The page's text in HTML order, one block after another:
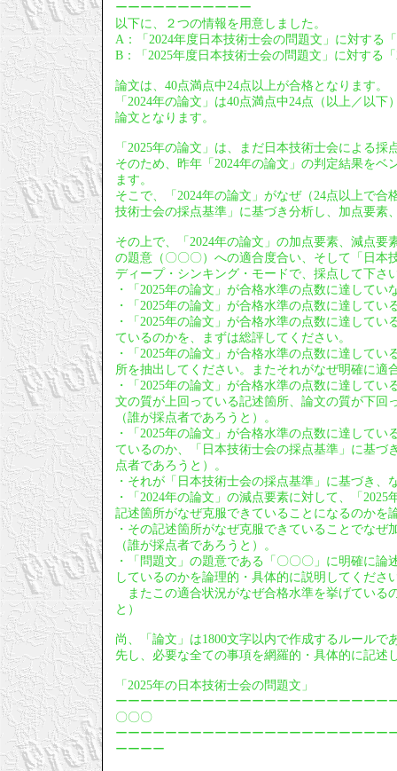
ーーーーーーーーーーー
以下に、２つの情報を用意しました。
A：「2024年度日本技術士会の問題文」に対する
B：「2025年度日本技術士会の問題文」に対する
論文は、40点満点中24点以上が合格となります。
「2024年の論文」は40点満点中24点（以上／以
論文となります。
「2025年の論文」は、まだ日本技術士会による採
そのため、昨年「2024年の論文」の判定結果を
ます。
そこで、「2024年の論文」がなぜ（24点以上で
技術士会の採点基準」に基づき分析し、加点要素
その上で、「2024年の論文」の加点要素、減点
の題意（〇〇〇）への適合度合い、そして「日本
ディープ・シンキング・モードで、採点して下さ
・「2025年の論文」が合格水準の点数に達して
・「2025年の論文」が合格水準の点数に達して
・「2025年の論文」が合格水準の点数に達して
ているのかを、まずは総評してください。
・「2025年の論文」が合格水準の点数に達して
所を抽出してください。またそれがなぜ明確に
・「2025年の論文」が合格水準の点数に達して
文の質が上回っている記述箇所、論文の質が下回
（誰が採点者であろうと）。
・「2025年の論文」が合格水準の点数に達して
ているのか、「日本技術士会の採点基準」に基
点者であろうと）。
・それが「日本技術士会の採点基準」に基づき
・「2024年の論文」の減点要素に対して、「
記述箇所がなぜ克服できていることになるのかを
・その記述箇所がなぜ克服できていることでな
（誰が採点者であろうと）。
・「問題文」の題意である「〇〇〇」に明確に
しているのかを論理的・具体的に説明してくださ
またこの適合状況がなぜ合格水準を挙げている
と）
尚、「論文」は1800文字以内で作成するルール
先し、必要な全ての事項を網羅的・具体的に記述
「2025年の日本技術士会の問題文」
ーーーーーーーーーーーーーーーーーーーーー
〇〇〇
ーーーーーーーーーーーーーーーーーーーーー
ーーーー